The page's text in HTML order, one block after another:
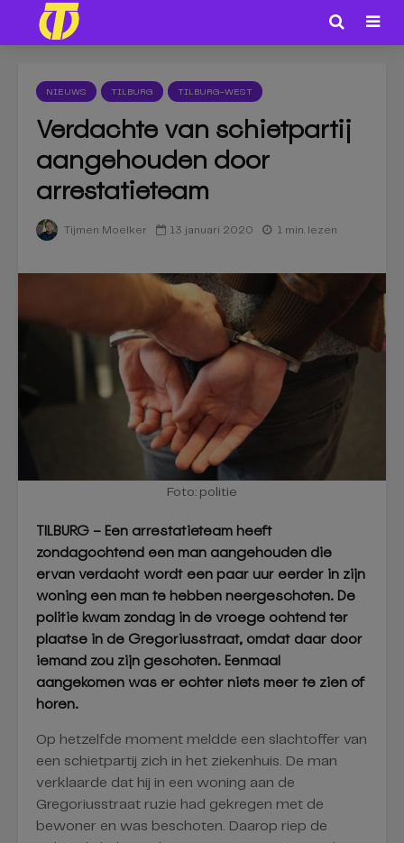
NIEUWS TILBURG TILBURG-WEST
Verdachte van schietpartij
aangehouden door
arrestatieteam
Tijmen Moelker 13 januari 2020 1 min. lezen
Foto: politie
TILBURG – Een arrestatieteam heeft
zondagochtend een man aangehouden die
ervan verdacht wordt een paar uur eerder in zijn
woning een man te hebben neergeschoten. De
politie kwam zondag in de vroege ochtend ter
plaatse in de Gregoriusstraat, omdat daar door
iemand zou zijn geschoten. Eenmaal
aangekomen was er echter niets meer te zien of
horen.
Op hetzelfde moment meldde een slachtoffer van
een schietpartij zich in het ziekenhuis. De man
verklaarde dat hij in een woning aan de
Gregoriusstraat ruzie had gekregen met de
bewoner en was beschoten. Daarop riep de